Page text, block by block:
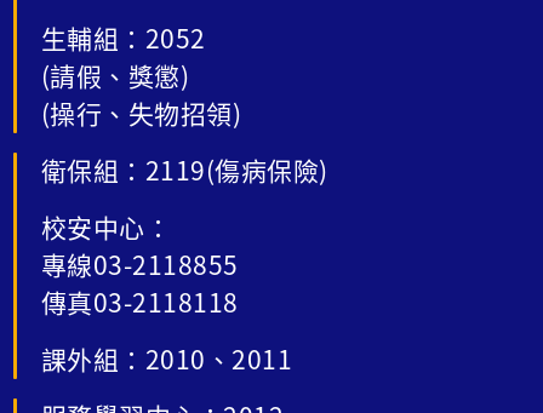
生輔組：2052
(請假、獎懲)
(操行、失物招領)
衛保組：2119(傷病保險)
校安中心：
專線03-2118855
傳真03-2118118
課外組：2010、2011